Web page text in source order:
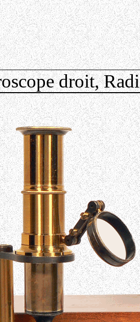
droit,